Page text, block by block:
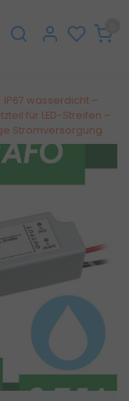
IP67 wasserdicht –
für LED-Streifen –
Stromversorgung